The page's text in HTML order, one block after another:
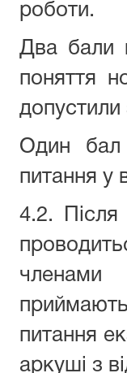
роботи.
Два бали
поняття
допустили
Один бал
питання у
4.2. Після
членами
питання
аркуші з